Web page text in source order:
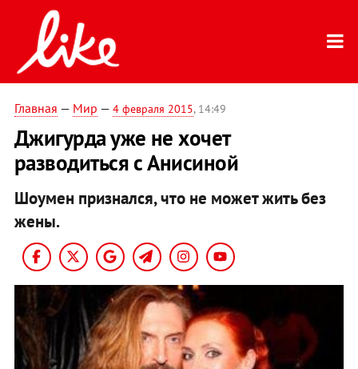
Главная — Мир — 4 февраля 2015, 14:49
Джигурда уже не хочет
разводиться с Анисиной
Шоумен признался, что не может жить без
жены.